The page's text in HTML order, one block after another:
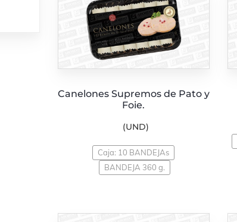
Canelones Supremos de Pato y
Foie.
(UND)
Caja: 10 BANDEJAs
BANDEJA 360 g.